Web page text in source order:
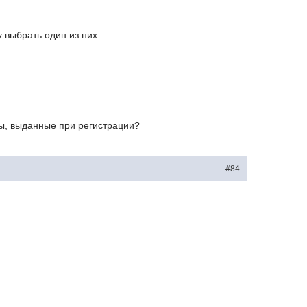
выбрать один из них:
выданные при регистрации?
#84